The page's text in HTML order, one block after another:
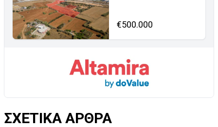
€500.000
ΣΧΕΤΙΚΑ ΑΡΘΡΑ